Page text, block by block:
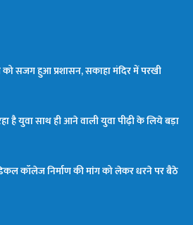
को सजग हुआ प्रशासन, सकाहा मंदिर में परखी
है युवा साथ ही आने वाली युवा पीढ़ी के लिये बड़ा
कॉलेज निर्माण की मांग को लेकर धरने पर बैठे